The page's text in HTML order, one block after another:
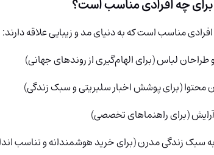
لباس (برای الهام‌گیری از روندهای جهانی)
محتوا (برای پوشش اخبار سلبریتی و سبک زندگی)
(برای راهنماهای تخصصی)
به سبک زندگی مدرن (برای خرید هوشمندانه و تناسب